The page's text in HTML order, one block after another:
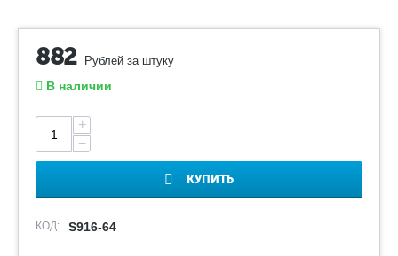
882 Рублей за штуку
В наличии
+
−
КУПИТЬ
КОД: S916-64